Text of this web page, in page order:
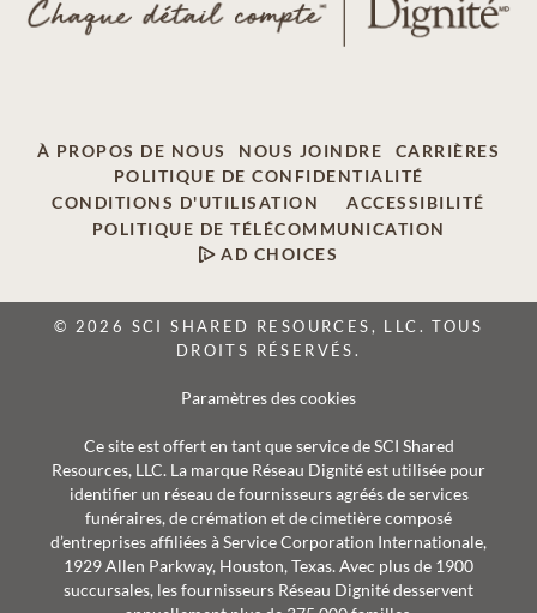
À PROPOS DE NOUS NOUS JOINDRE
CARRIÈRES
POLITIQUE DE CONFIDENTIALITÉ
CONDITIONS D'UTILISATION
ACCESSIBILITÉ
POLITIQUE DE TÉLÉCOMMUNICATION
AD CHOICES
© 2026 SCI SHARED RESOURCES, LLC. TOUS
DROITS RÉSERVÉS.
Paramètres des cookies
Ce site est offert en tant que service de SCI Shared
Resources, LLC. La marque Réseau Dignité est utilisée pour
identifier un réseau de fournisseurs agréés de services
funéraires, de crémation et de cimetière composé
d’entreprises affiliées à Service Corporation Internationale,
1929 Allen Parkway, Houston, Texas. Avec plus de 1900
succursales, les fournisseurs Réseau Dignité desservent